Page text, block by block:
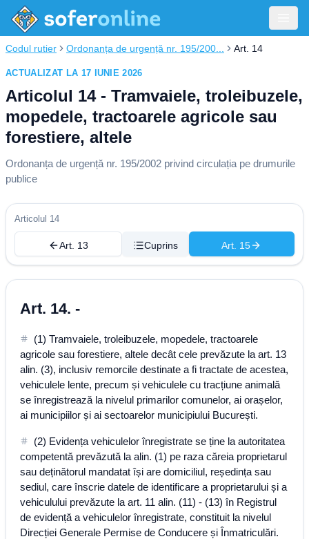
Codul rutier Ordonanța de urgență nr. 195/200... Art. 14
ACTUALIZAT LA 17 IUNIE 2026
Articolul 14 - Tramvaiele, troleibuzele,
mopedele, tractoarele agricole sau
forestiere, altele
Ordonanța de urgență nr. 195/2002 privind circulația pe drumurile
publice
Articolul 14
Art. 13 Cuprins Art. 15
Art. 14. -
(1) Tramvaiele, troleibuzele, mopedele, tractoarele
agricole sau forestiere, altele decât cele prevăzute la art. 13
alin. (3), inclusiv remorcile destinate a fi tractate de acestea,
vehiculele lente, precum și vehiculele cu tracțiune animală
se înregistrează la nivelul primarilor comunelor, ai orașelor,
ai municipiilor și ai sectoarelor municipiului București.
(2) Evidența vehiculelor înregistrate se ține la autoritatea
competentă prevăzută la alin. (1) pe raza căreia proprietarul
sau deținătorul mandatat își are domiciliul, reședința sau
sediul, care înscrie datele de identificare a proprietarului și a
vehiculului prevăzute la art. 11 alin. (11) - (13) în Registrul
de evidență a vehiculelor înregistrate, constituit la nivelul
Direcției Generale Permise de Conducere și Înmatriculări.